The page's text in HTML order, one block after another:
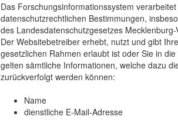
Das Forschungsinformationssystem
datenschutzrechtlichen Bestimmungen,
des Landesdatenschutzgesetzes
Der Websitebetreiber erhebt, nutzt und gibt
gesetzlichen Rahmen erlaubt ist oder Sie in
gelten sämtliche Informationen, welche dazu
zurückverfolgt werden können:
Name
dienstliche E-Mail-Adresse